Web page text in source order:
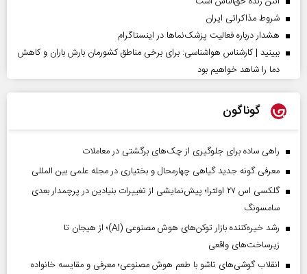
شروط مذاکراتی ایران
هشدار درباره فعالیت پزشک‌نما‌ها در اینستاگرام
ببینید | کارشناس هواشناسی: برای برخی مناطق کشورمان بارش باران و کاهش
دما را شاهد خواهیم بود
گوناگون
راهی ساده برای جلوگیری از چک‌های برگشتی در معاملات
معرفی گونه جدید گیاهی چهارمحال و بختیاری در مجله علمی بین المللی
گلکسی اس ۲۷ اولترا؛ پیش‌نمایشی از تغییرات بنیادین در پرچمدار بعدی
سامسونگ
رشد خیره‌کننده بازار توکن‌های هوش مصنوعی (AI)؛ از هیجان تا
زیرساخت‌های واقعی
انقلاب گوشی‌های تاشو‌ با طعم هوش مصنوعی؛ معرفی و مقایسه خانواده